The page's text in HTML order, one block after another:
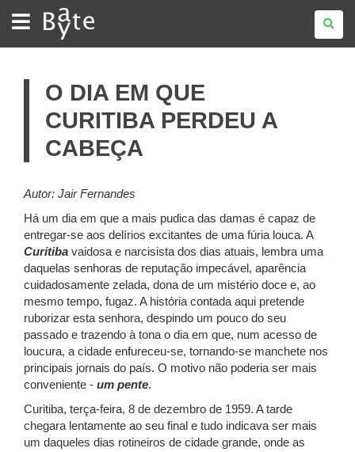
BATE
BYTE
O DIA EM QUE
CURITIBA PERDEU A
CABEÇA
Autor: Jair Fernandes
Há um dia em que a mais pudica das damas é capaz de
entregar-se aos delírios excitantes de uma fúria louca. A
Curitiba vaidosa e narcisista dos dias atuais, lembra uma
daquelas senhoras de reputação impecável, aparência
cuidadosamente zelada, dona de um mistério doce e, ao
mesmo tempo, fugaz. A história contada aqui pretende
ruborizar esta senhora, despindo um pouco do seu
passado e trazendo à tona o dia em que, num acesso de
loucura, a cidade enfureceu-se, tornando-se manchete nos
principais jornais do país. O motivo não poderia ser mais
conveniente - um pente.
Curitiba, terça-feira, 8 de dezembro de 1959. A tarde
chegara lentamente ao seu final e tudo indicava ser mais
um daqueles dias rotineiros de cidade grande, onde as